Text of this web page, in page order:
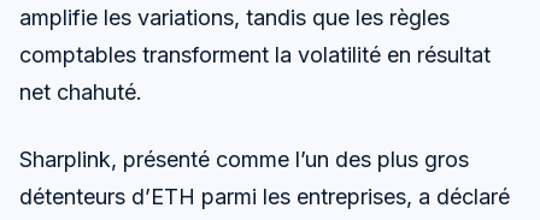
amplifie les variations, tandis que les règles
comptables transforment la volatilité en résultat
net chahuté.
Sharplink, présenté comme l’un des plus gros
détenteurs d’ETH parmi les entreprises, a déclaré